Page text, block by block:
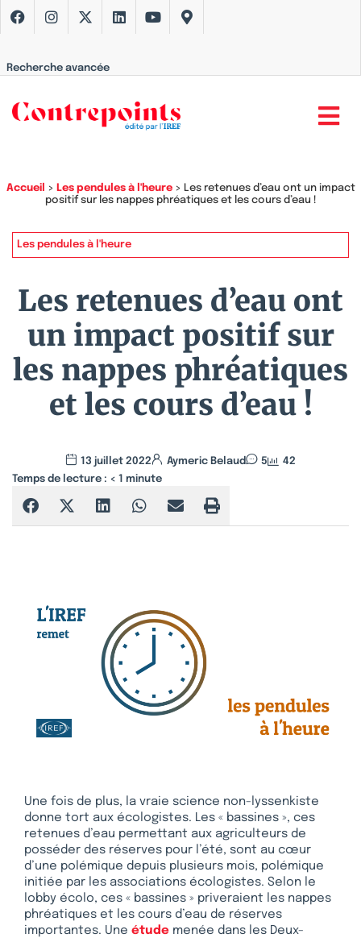
Recherche avancée
Accueil > Les pendules à l'heure> Les retenues d’eau ont un impact
positif sur les nappes phréatiques et les cours d’eau !
Les pendules à l'heure
Les retenues d’eau ont
un impact positif sur
les nappes phréatiques
et les cours d’eau !
13 juillet 2022 Aymeric Belaud 5
42
Temps de lecture : < 1 minute
Une fois de plus, la vraie science non-lyssenkiste
donne tort aux écologistes. Les « bassines », ces
retenues d’eau permettant aux agriculteurs de
posséder des réserves pour l’été, sont au cœur
d’une polémique depuis plusieurs mois, polémique
initiée par les associations écologistes. Selon le
lobby écolo, ces « bassines » priveraient les nappes
phréatiques et les cours d’eau de réserves
importantes. Une étude menée dans les Deux-